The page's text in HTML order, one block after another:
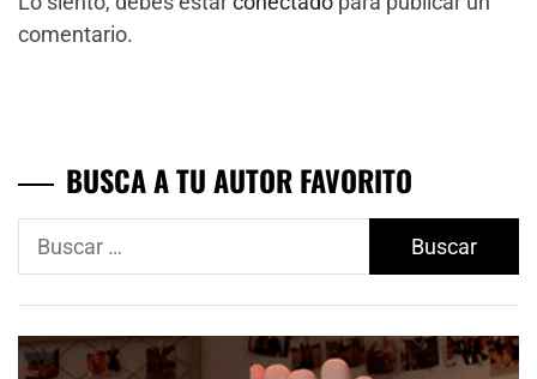
comentario.
BUSCA A TU AUTOR FAVORITO
Buscar: